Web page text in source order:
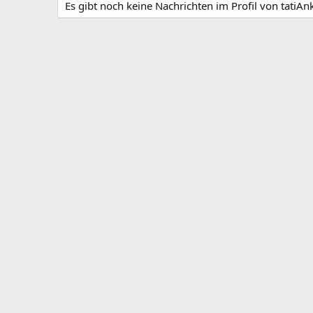
Es gibt noch keine Nachrichten im Profil von